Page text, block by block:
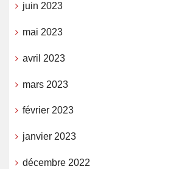
juin 2023
mai 2023
avril 2023
mars 2023
février 2023
janvier 2023
décembre 2022